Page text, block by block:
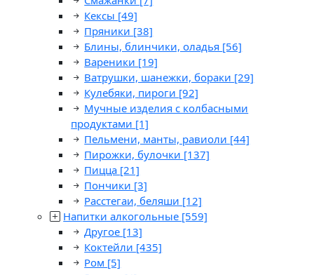
Кексы [49]
Пряники [38]
Блины, блинчики, оладья [56]
Вареники [19]
Ватрушки, шанежки, бораки [29]
Кулебяки, пироги [92]
Мучные изделия с колбасными
продуктами [1]
Пельмени, манты, равиоли [44]
Пирожки, булочки [137]
Пицца [21]
Пончики [3]
Расстегаи, беляши [12]
Напитки алкогольные [559]
Другое [13]
Коктейли [435]
Ром [5]